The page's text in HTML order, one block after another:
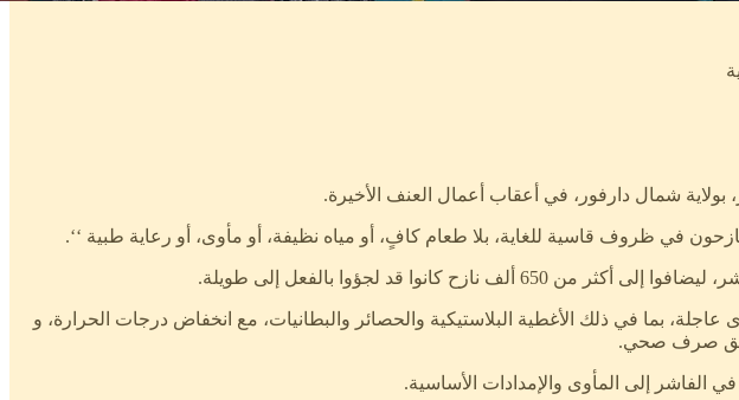
شمال دارفور، في أعقاب أعمال العنف الأخيرة.
قد لجؤوا بالفعل إلى طويلة.
جديد إلى مواد أساسية ومساعدات مأوى عاجلة، بما في ذلك الأغطية البلاستيكية والحصائر والبطانيات، مع انخفاض درجات الحرارة، و
صرف صحي.